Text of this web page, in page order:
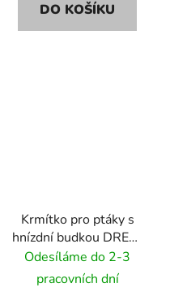
DO KOŠÍKU
Krmítko pro ptáky s
hnízdní budkou DREW
KL40 37cm
Odesíláme do 2-3
pracovních dní